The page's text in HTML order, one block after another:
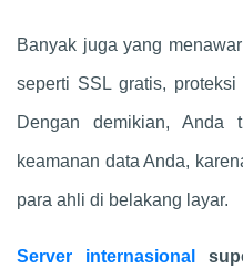
Banyak juga yang
seperti SSL gratis,
Dengan demikian, Anda
keamanan data Anda,
para ahli di belakang layar.
Server internasional